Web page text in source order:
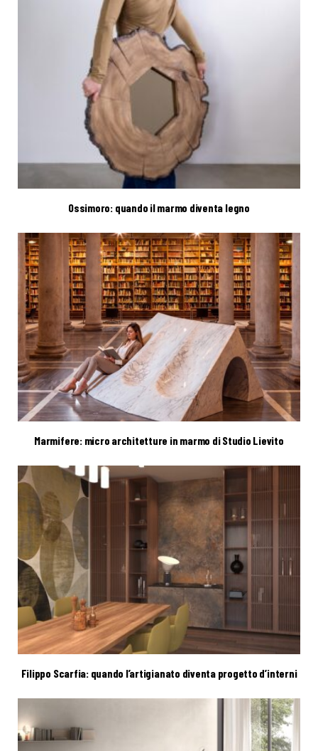
Ossimoro: quando il marmo diventa legno
Marmifere: micro architetture in marmo di Studio Lievito
Filippo Scarfia: quando l’artigianato diventa progetto d’interni